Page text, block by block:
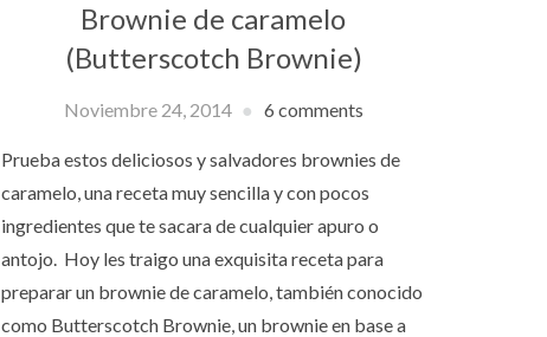
Brownie de caramelo
(Butterscotch Brownie)
Noviembre 24, 2014 6 comments
Prueba estos deliciosos y salvadores brownies de
caramelo, una receta muy sencilla y con pocos
ingredientes que te sacara de cualquier apuro o
antojo. Hoy les traigo una exquisita receta para
preparar un brownie de caramelo, también conocido
como Butterscotch Brownie, un brownie en base a